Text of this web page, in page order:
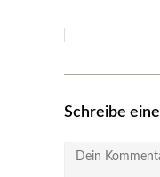
Schreibe
Kommentar